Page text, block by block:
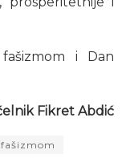
i Dan
Fikret Abdić